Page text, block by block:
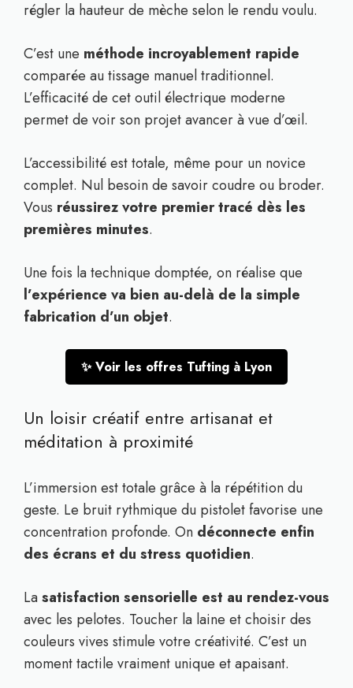
régler la hauteur de mèche selon le rendu voulu.
C’est une méthode incroyablement rapide
comparée au tissage manuel traditionnel.
L’efficacité de cet outil électrique moderne
permet de voir son projet avancer à vue d’œil.
L’accessibilité est totale, même pour un novice
complet. Nul besoin de savoir coudre ou broder.
Vous réussirez votre premier tracé dès les
premières minutes.
Une fois la technique domptée, on réalise que
l’expérience va bien au-delà de la simple
fabrication d’un objet.
✨ Voir les offres Tufting à Lyon
Un loisir créatif entre artisanat et
méditation à proximité
L’immersion est totale grâce à la répétition du
geste. Le bruit rythmique du pistolet favorise une
concentration profonde. On déconnecte enfin
des écrans et du stress quotidien.
Lasatisfaction sensorielle est au rendez-vous
avec les pelotes. Toucher la laine et choisir des
couleurs vives stimule votre créativité. C’est un
moment tactile vraiment unique et apaisant.